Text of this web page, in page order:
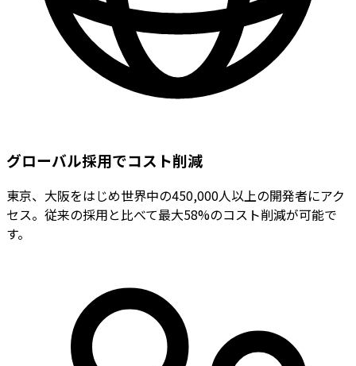
グローバル採用でコスト削減
東京、大阪をはじめ世界中の450,000人以上の開発者にアク
セス。従来の採用と比べて最大58%のコスト削減が可能で
す。